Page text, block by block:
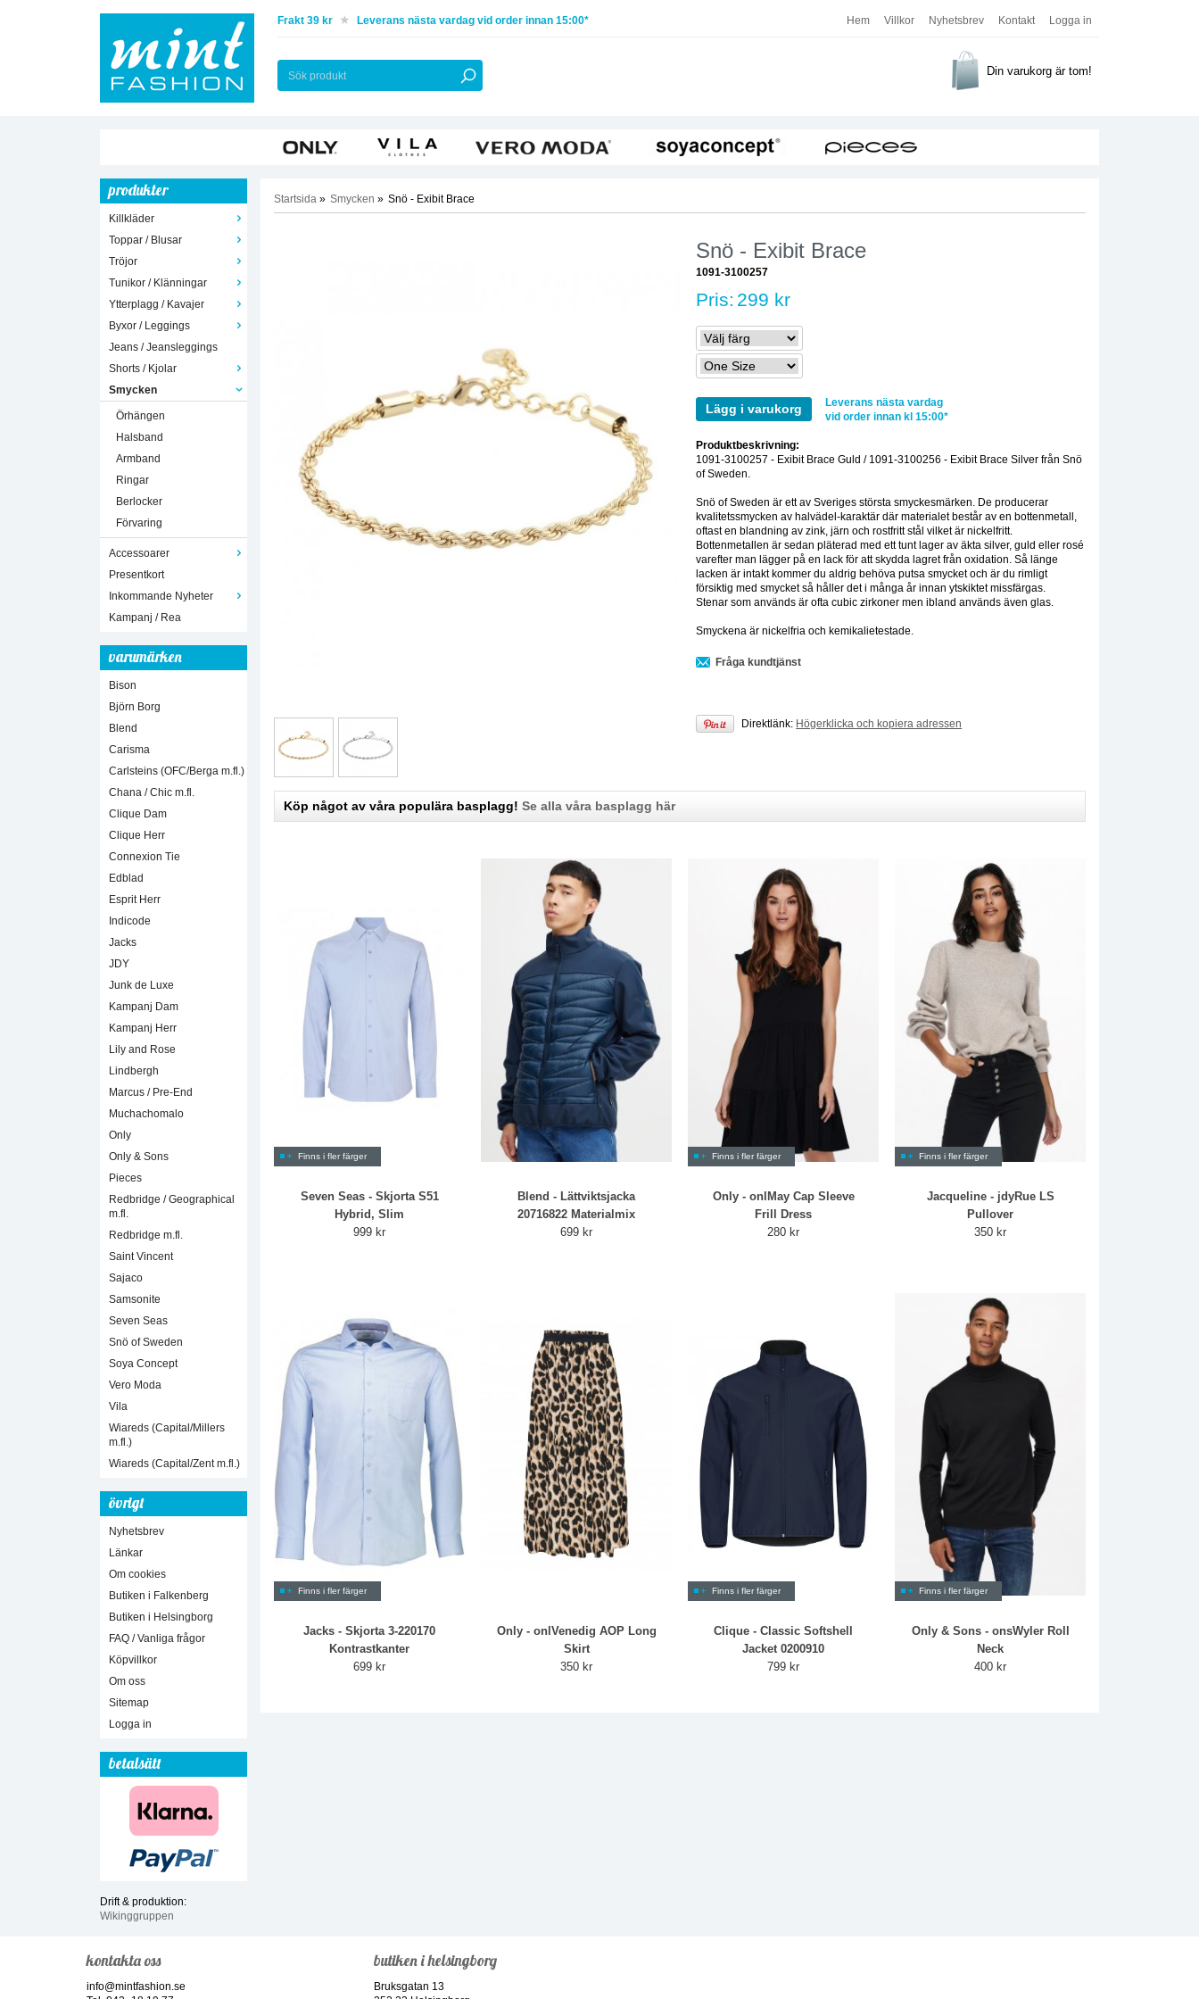
Hem Villkor Nyhetsbrev Kontakt Logga in
Frakt 39 kr Leverans nästa vardag vid order innan 15:00*
Din varukorg är tom!
produkter
Killkläder
Toppar / Blusar
Tröjor
Tunikor / Klänningar
Ytterplagg / Kavajer
Byxor / Leggings
Jeans / Jeansleggings
Shorts / Kjolar
Smycken
Örhängen
Halsband
Armband
Ringar
Berlocker
Förvaring
Accessoarer
Presentkort
Inkommande Nyheter
Kampanj / Rea
varumärken
Bison
Björn Borg
Blend
Carisma
Carlsteins (OFC/Berga m.fl.)
Chana / Chic m.fl.
Clique Dam
Clique Herr
Connexion Tie
Edblad
Esprit Herr
Indicode
Jacks
JDY
Junk de Luxe
Kampanj Dam
Kampanj Herr
Lily and Rose
Lindbergh
Marcus / Pre-End
Muchachomalo
Only
Only & Sons
Pieces
Redbridge / Geographical
m.fl.
Redbridge m.fl.
Saint Vincent
Sajaco
Samsonite
Seven Seas
Snö of Sweden
Soya Concept
Vero Moda
Vila
Wiareds (Capital/Millers
m.fl.)
Wiareds (Capital/Zent m.fl.)
övrigt
Nyhetsbrev
Länkar
Om cookies
Butiken i Falkenberg
Butiken i Helsingborg
FAQ / Vanliga frågor
Köpvillkor
Om oss
Sitemap
Logga in
betalsätt
Drift & produktion:
Wikinggruppen
Startsida » Smycken » Snö - Exibit Brace
Snö - Exibit Brace
1091-3100257
Pris: 299 kr
Lägg i varukorg
Leverans nästa vardag
vid order innan kl 15:00*
Produktbeskrivning:
1091-3100257 - Exibit Brace Guld / 1091-3100256 - Exibit Brace Silver från Snö
of Sweden.
Snö of Sweden är ett av Sveriges största smyckesmärken. De producerar
kvalitetssmycken av halvädel-karaktär där materialet består av en bottenmetall,
oftast en blandning av zink, järn och rostfritt stål vilket är nickelfritt.
Bottenmetallen är sedan pläterad med ett tunt lager av äkta silver, guld eller rosé
varefter man lägger på en lack för att skydda lagret från oxidation. Så länge
lacken är intakt kommer du aldrig behöva putsa smycket och är du rimligt
försiktig med smycket så håller det i många år innan ytskiktet missfärgas.
Stenar som används är ofta cubic zirkoner men ibland används även glas.
Smyckena är nickelfria och kemikalietestade.
Fråga kundtjänst
Direktlänk: Högerklicka och kopiera adressen
Köp något av våra populära basplagg! Se alla våra basplagg här
Finns i fler färger
Seven Seas - Skjorta S51
Hybrid, Slim
999 kr
Blend - Lättviktsjacka
20716822 Materialmix
699 kr
Finns i fler färger
Only - onlMay Cap Sleeve
Frill Dress
280 kr
Finns i fler färger
Jacqueline - jdyRue LS
Pullover
350 kr
Finns i fler färger
Jacks - Skjorta 3-220170
Kontrastkanter
699 kr
Only - onlVenedig AOP Long
Skirt
350 kr
Finns i fler färger
Clique - Classic Softshell
Jacket 0200910
799 kr
Finns i fler färger
Only & Sons - onsWyler Roll
Neck
400 kr
kontakta oss
info@mintfashion.se
butiken i helsingborg
Bruksgatan 13